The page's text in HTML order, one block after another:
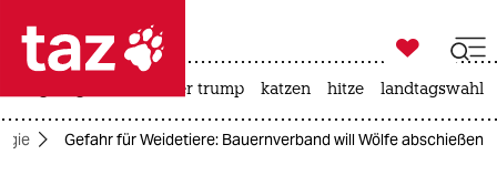
 taz zahl ich
taz zahl ich

taz zahl ich
usa unter trump katzen hitze landtagswahl
Gefahr für Weidetiere: Bauernverband will Wölfe abschießen